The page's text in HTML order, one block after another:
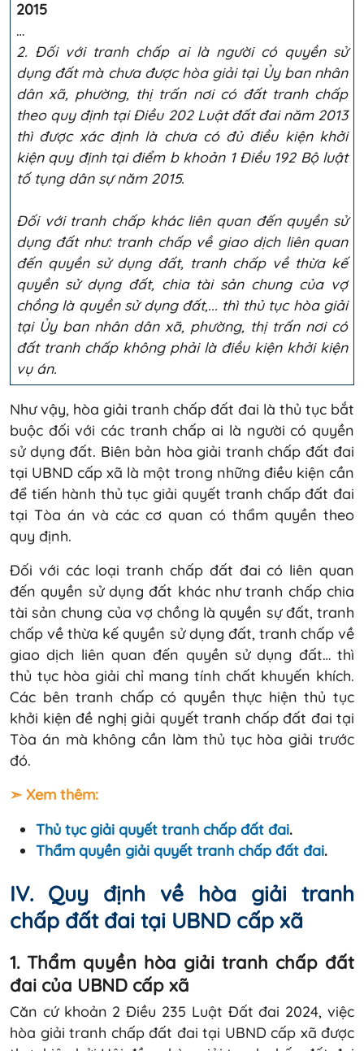
2015
…
2. Đối với tranh chấp ai là người có quyền sử
dụng đất mà chưa được hòa giải tại Ủy ban nhân
dân xã, phường, thị trấn nơi có đất tranh chấp
theo quy định tại Điều 202 Luật đất đai năm 2013
thì được xác định là chưa có đủ điều kiện khởi
kiện quy định tại điểm b khoản 1 Điều 192 Bộ luật
tố tụng dân sự năm 2015.
Đối với tranh chấp khác liên quan đến quyền sử
dụng đất như: tranh chấp về giao dịch liên quan
đến quyền sử dụng đất, tranh chấp về thừa kế
quyền sử dụng đất, chia tài sản chung của vợ
chồng là quyền sử dụng đất,... thì thủ tục hòa giải
tại Ủy ban nhân dân xã, phường, thị trấn nơi có
đất tranh chấp không phải là điều kiện khởi kiện
vụ án.
Như vậy, hòa giải tranh chấp đất đai là thủ tục bắt
buộc đối với các tranh chấp ai là người có quyền
sử dụng đất. Biên bản hòa giải tranh chấp đất đai
tại UBND cấp xã là một trong những điều kiện cần
để tiến hành thủ tục giải quyết tranh chấp đất đai
tại Tòa án và các cơ quan có thẩm quyền theo
quy định.
Đối với các loại tranh chấp đất đai có liên quan
đến quyền sử dụng đất khác như tranh chấp chia
tài sản chung của vợ chồng là quyền sự đất, tranh
chấp về thừa kế quyền sử dụng đất, tranh chấp về
giao dịch liên quan đến quyền sử dụng đất… thì
thủ tục hòa giải chỉ mang tính chất khuyến khích.
Các bên tranh chấp có quyền thực hiện thủ tục
khởi kiện đề nghị giải quyết tranh chấp đất đai tại
Tòa án mà không cần làm thủ tục hòa giải trước
đó.
➣ Xem thêm:
Thủ tục giải quyết tranh chấp đất đai.
Thẩm quyền giải quyết tranh chấp đất đai.
IV. Quy định về hòa giải tranh
chấp đất đai tại UBND cấp xã
1. Thẩm quyền hòa giải tranh chấp đất
đai của UBND cấp xã
Căn cứ khoản 2 Điều 235 Luật Đất đai 2024, việc
hòa giải tranh chấp đất đai tại UBND cấp xã được